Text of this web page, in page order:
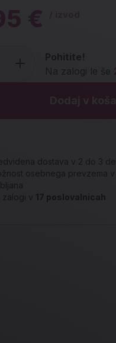
€
Pohitite!
Na zalogi le še
Dodaj v
dostava v 2 do 3
osebnega prevzema
zalogi v
17 poslovalnicah